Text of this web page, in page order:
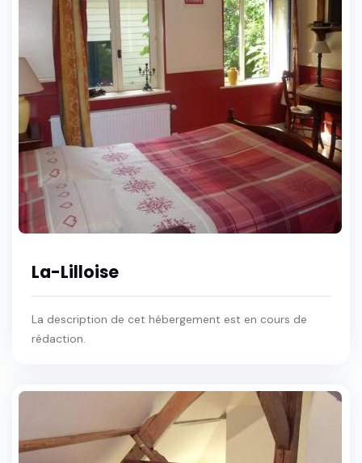
La-Lilloise
La description de cet hébergement est en cours de
rédaction.